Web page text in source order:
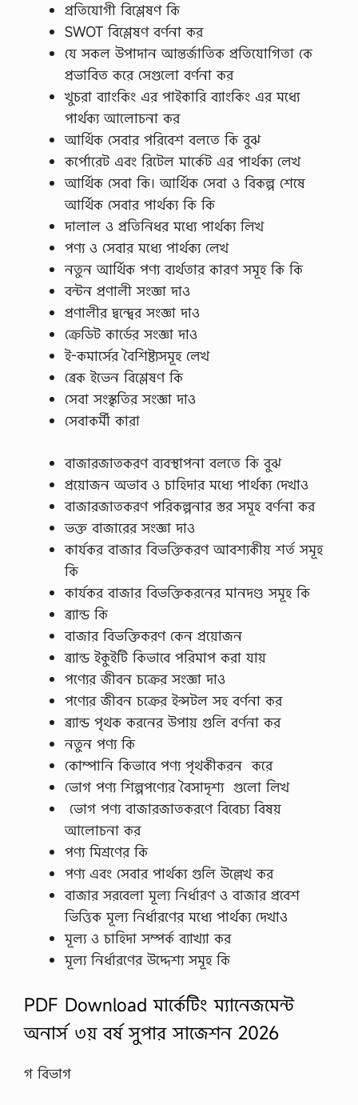
প্রতিযোগী বিশ্লেষণ কি
SWOT বিশ্লেষণ বর্ণনা কর
যে সকল উপাদান আন্তর্জাতিক প্রতিযোগিতা কে
প্রভাবিত করে সেগুলো বর্ণনা কর
খুচরা ব্যাংকিং এর পাইকারি ব্যাংকিং এর মধ্যে
পার্থক্য আলোচনা কর
আর্থিক সেবার পরিবেশ বলতে কি বুঝ
কর্পোরেট এবং রিটেল মার্কেট এর পার্থক্য লেখ
আর্থিক সেবা কি। আর্থিক সেবা ও বিকল্প শেষে
আর্থিক সেবার পার্থক্য কি কি
দালাল ও প্রতিনিধর মধ্যে পার্থক্য লিখ
পণ্য ও সেবার মধ্যে পার্থক্য লেখ
নতুন আর্থিক পণ্য ব্যর্থতার কারণ সমূহ কি কি
বন্টন প্রণালী সংজ্ঞা দাও
প্রণালীর দ্বন্দ্বের সংজ্ঞা দাও
ক্রেডিট কার্ডের সংজ্ঞা দাও
ই-কমার্সের বৈশিষ্ট্যসমূহ লেখ
ব্রেক ইভেন বিশ্লেষণ কি
সেবা সংস্কৃতির সংজ্ঞা দাও
সেবাকর্মী কারা
বাজারজাতকরণ ব্যবস্থাপনা বলতে কি বুঝ
প্রয়োজন অভাব ও চাহিদার মধ্যে পার্থক্য দেখাও
বাজারজাতকরণ পরিকল্পনার স্তর সমূহ বর্ণনা কর
ভক্ত বাজারের সংজ্ঞা দাও
কার্যকর বাজার বিভক্তিকরণ আবশ্যকীয় শর্ত সমূহ
কি
কার্যকর বাজার বিভক্তিকরনের মানদণ্ড সমূহ কি
ব্র্যান্ড কি
বাজার বিভক্তিকরণ কেন প্রয়োজন
ব্র্যান্ড ইকুইটি কিভাবে পরিমাপ করা যায়
পণ্যের জীবন চক্রের সংজ্ঞা দাও
পণ্যের জীবন চক্রের ইন্সটল সহ বর্ণনা কর
ব্র্যান্ড পৃথক করনের উপায় গুলি বর্ণনা কর
নতুন পণ্য কি
কোম্পানি কিভাবে পণ্য পৃথকীকরন করে
ভোগ পণ্য শিল্পপণ্যের বৈসাদৃশ্য গুলো লিখ
ভোগ পণ্য বাজারজাতকরণে বিবেচ্য বিষয়
আলোচনা কর
পণ্য মিশ্রণের কি
পণ্য এবং সেবার পার্থক্য গুলি উল্লেখ কর
বাজার সরবেলা মূল্য নির্ধারণ ও বাজার প্রবেশ
ভিত্তিক মূল্য নির্ধারণের মধ্যে পার্থক্য দেখাও
মূল্য ও চাহিদা সম্পর্ক ব্যাখ্যা কর
মূল্য নির্ধারণের উদ্দেশ্য সমূহ কি
PDF Download মার্কেটিং ম্যানেজমেন্ট
অনার্স ৩য় বর্ষ সুপার সাজেশন 2026
গ বিভাগ